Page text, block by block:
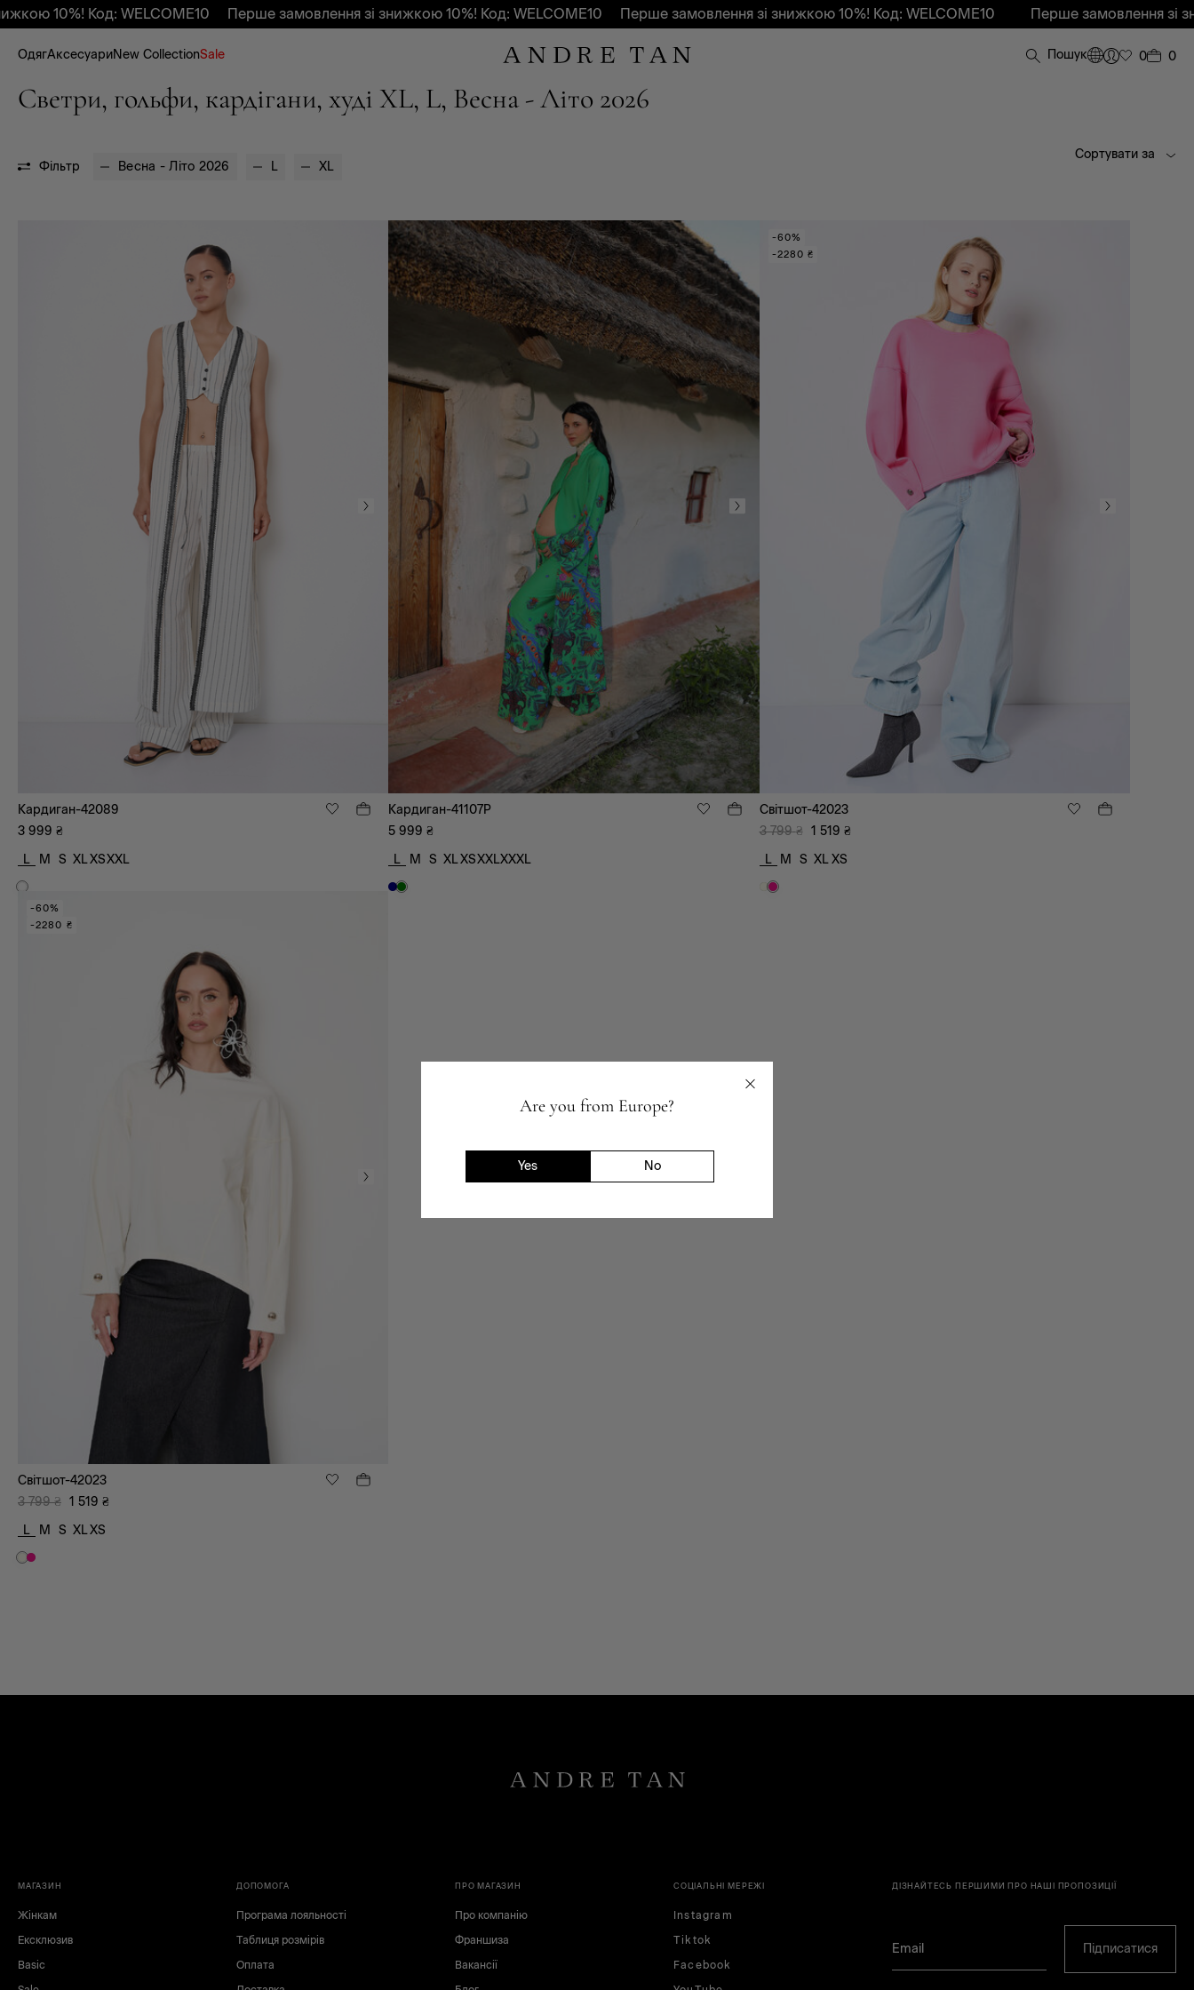
Are you from Europe?
Yes No
10%! Код: WELCOME10 Перше замовлення зі знижкою 10%! Код: WELCOME10 Перше замовлення зі знижкою 10%! Код: WELCOME10 Перше замовлення зі
ОдягАксесуариNew CollectionSale Пошук 0 0
Светри, гольфи, кардігани, худі XL, L, Весна - Літо 2026
Фільтр Весна - Літо 2026 L XL
Сортувати за
Кардиган-42089
3 999 ₴
L
M S XLXSXXL
Кардиган-41107P
5 999 ₴
L
M S XLXSXXLXXXL
-60%
-2280 ₴
Світшот-42023
3 799 ₴ 1 519 ₴
L
M S XLXS
-60%
-2280 ₴
Світшот-42023
3 799 ₴ 1 519 ₴
L
M S XLXS
МАГАЗИН
Жінкам
Ексклюзив
Basic
ДОПОМОГА
Програма лояльності
Таблиця розмірів
Оплата
ПРО МАГАЗИН
Про компанію
Франшиза
Вакансії
СОЦІАЛЬНІ МЕРЕЖІ
Instagram
Tiktok
Facebook
ДІЗНАЙТЕСЬ ПЕРШИМИ ПРО НАШІ ПРОПОЗИЦІЇ
Підписатися